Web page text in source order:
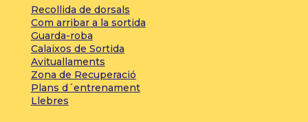
Recollida de dorsals
Com arribar a la sortida
Guarda-roba
Calaixos de Sortida
Avituallaments
Zona de Recuperació
Plans d´entrenament
Llebres